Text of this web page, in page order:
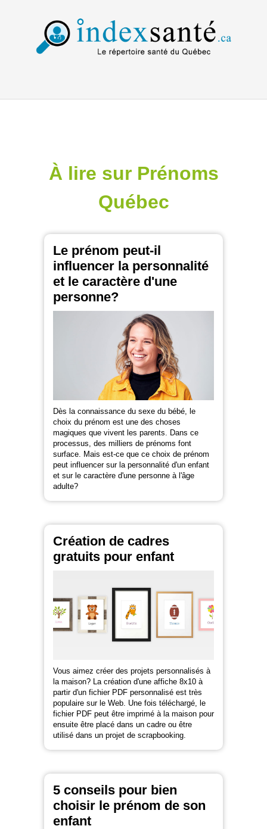
À lire sur Prénoms
Québec
Le prénom peut-il
influencer la personnalité
et le caractère d'une
personne?
Dès la connaissance du sexe du bébé, le
choix du prénom est une des choses
magiques que vivent les parents. Dans ce
processus, des milliers de prénoms font
surface. Mais est-ce que ce choix de prénom
peut influencer sur la personnalité d'un enfant
et sur le caractère d'une personne à l'âge
adulte?
Création de cadres
gratuits pour enfant
Vous aimez créer des projets personnalisés à
la maison? La création d'une affiche 8x10 à
partir d'un fichier PDF personnalisé est très
populaire sur le Web. Une fois téléchargé, le
fichier PDF peut être imprimé à la maison pour
ensuite être placé dans un cadre ou être
utilisé dans un projet de scrapbooking.
5 conseils pour bien
choisir le prénom de son
enfant